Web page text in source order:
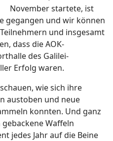
November startete, ist
gegangen und wir können
und insgesamt
dass die AOK-
des Galilei-
Erfolg waren.
wie sich ihre
austoben und neue
konnten. Und ganz
Waffeln
jedes Jahr auf die Beine